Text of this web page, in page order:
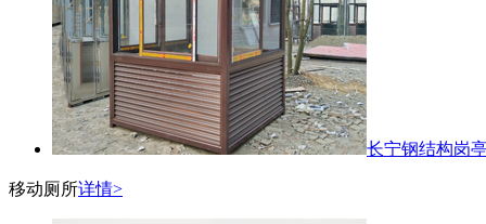
长宁钢结构岗亭
移动厕所详情>